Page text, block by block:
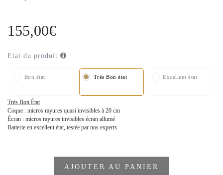
155,00€
Etat du produit
Bon état
-
Très Bon état
-
Excellent état
-
Très Bon État
Coque : micros rayures quasi invisibles à 20 cm
Écran : micros rayures invisibles écran allumé
Batterie en excellent état, testée par nos experts
AJOUTER AU PANIER